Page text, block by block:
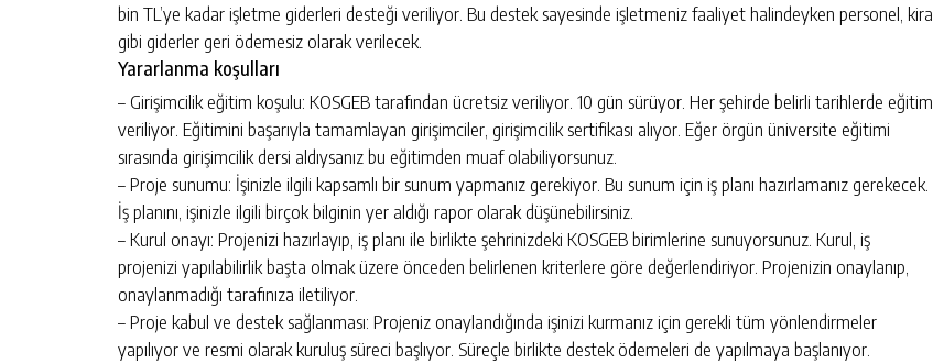
bin TL’ye kadar işletme giderleri desteği veriliyor. Bu destek sayesinde işletmeniz faaliyet halindeyken personel, kira
gibi giderler geri ödemesiz olarak verilecek.
Yararlanma koşulları
– Girişimcilik eğitim koşulu: KOSGEB tarafından ücretsiz veriliyor. 10 gün sürüyor. Her şehirde belirli tarihlerde eğitim
veriliyor. Eğitimini başarıyla tamamlayan girişimciler, girişimcilik sertifikası alıyor. Eğer örgün üniversite eğitimi
sırasında girişimcilik dersi aldıysanız bu eğitimden muaf olabiliyorsunuz.
– Proje sunumu: İşinizle ilgili kapsamlı bir sunum yapmanız gerekiyor. Bu sunum için iş planı hazırlamanız gerekecek.
İş planını, işinizle ilgili birçok bilginin yer aldığı rapor olarak düşünebilirsiniz.
– Kurul onayı: Projenizi hazırlayıp, iş planı ile birlikte şehrinizdeki KOSGEB birimlerine sunuyorsunuz. Kurul, iş
projenizi yapılabilirlik başta olmak üzere önceden belirlenen kriterlere göre değerlendiriyor. Projenizin onaylanıp,
onaylanmadığı tarafınıza iletiliyor.
– Proje kabul ve destek sağlanması: Projeniz onaylandığında işinizi kurmanız için gerekli tüm yönlendirmeler
yapılıyor ve resmi olarak kuruluş süreci başlıyor. Süreçle birlikte destek ödemeleri de yapılmaya başlanıyor.